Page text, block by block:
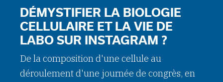
DÉMYSTIFIER LA BIOLOGIE
CELLULAIRE ET LA VIE DE
LABO SUR INSTAGRAM ?
De la composition d'une cellule au
déroulement d'une journée de congrès, en